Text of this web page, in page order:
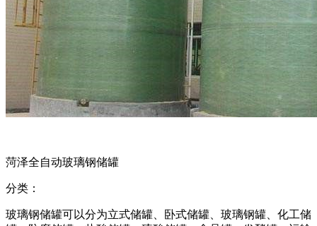
菏泽全自动玻璃钢储罐
分类：
玻璃钢储罐可以分为立式储罐、卧式储罐、玻璃钢罐、化工储